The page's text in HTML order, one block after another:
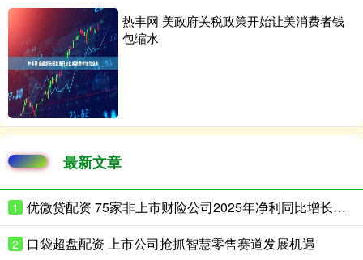
热丰网 美政府关税政策开始让美消费者钱
包缩水
最新文章
1 优微贷配资 75家非上市财险公司2025年净利同比增长超180%
2 口袋超盘配资 上市公司抢抓智慧零售赛道发展机遇